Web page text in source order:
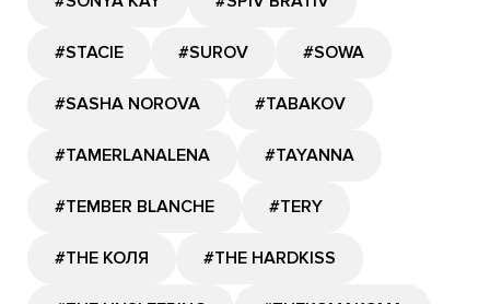
#STACIE #SUROV #SOWA
#SASHA NOROVA #TABAKOV
#TAMERLANALENA #TAYANNA
#TEMBER BLANCHE #TERY
#THE КОЛЯ #THE HARDKISS